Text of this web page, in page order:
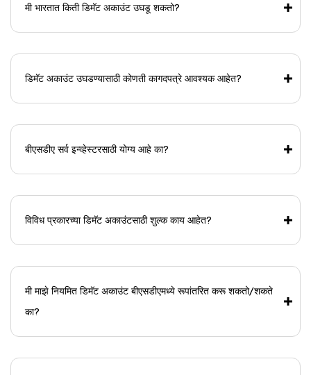
मी भारतात किती डिमॅट अकाउंट उघडू शकतो?
डिमॅट अकाउंट उघडण्यासाठी कोणती कागदपत्रे आवश्यक आहेत?
बीएसडीए सर्व इन्व्हेस्टरसाठी योग्य आहे का?
विविध प्रकारच्या डिमॅट अकाउंटसाठी शुल्क काय आहेत?
मी माझे नियमित डिमॅट अकाउंट बीएसडीएमध्ये रूपांतरित करू शकतो/शकते
का?